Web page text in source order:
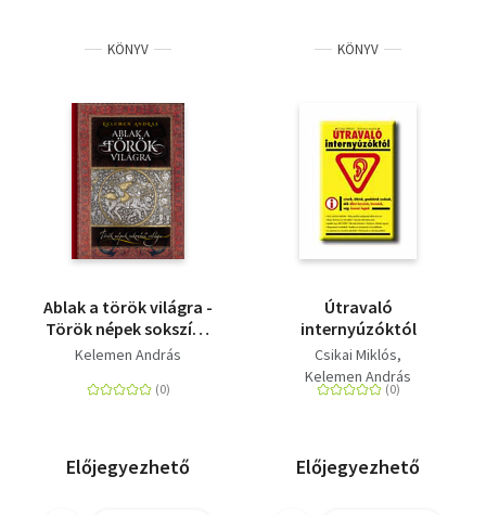
KÖNYV
Ablak a török világra -
Török népek sokszínű
világa
Kelemen András
Előjegyezhető
KÖNYV
Útravaló
internyúzóktól
Csikai Miklós
Kelemen András
Előjegyezhető